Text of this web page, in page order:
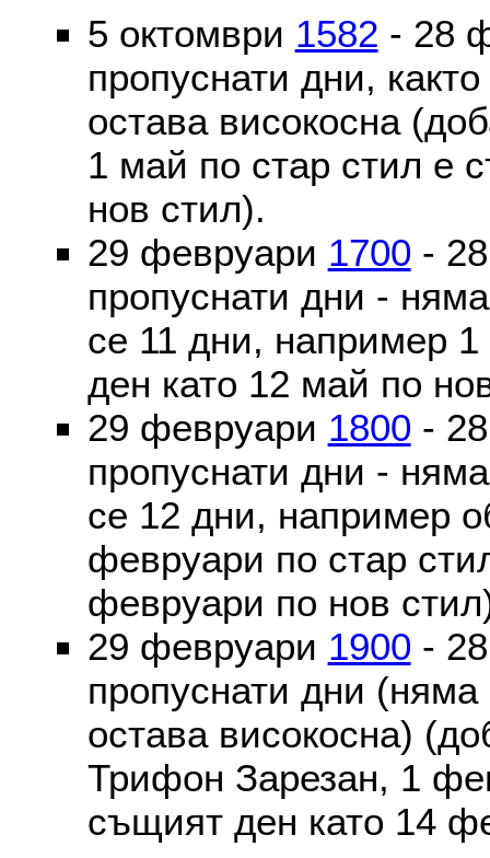
5 октомври 1582 - 28
пропуснати дни,
остава високосна
1 май по стар стил е
нов стил).
29 февруари 1700 -
пропуснати дни -
се 11 дни, например
ден като 12 май по
29 февруари 1800 -
пропуснати дни -
се 12 дни, например
февруари по стар
февруари по нов
29 февруари 1900 -
пропуснати дни
остава високосна)
Трифон Зарезан, 1
същият ден като 14